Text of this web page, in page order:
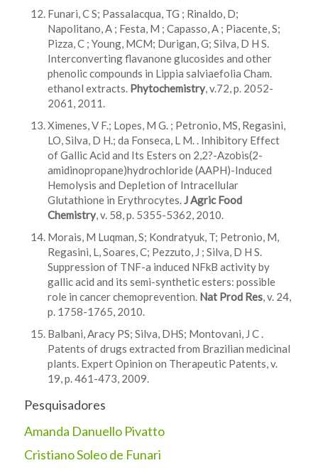
Funari, C S; Passalacqua, TG ; Rinaldo, D;
Napolitano, A ; Festa, M ; Capasso, A ; Piacente, S;
Pizza, C ; Young, MCM; Durigan, G; Silva, D H S.
Interconverting flavanone glucosides and other
phenolic compounds in Lippia salviaefolia Cham.
ethanol extracts. Phytochemistry, v.72, p. 2052-
2061, 2011.
Ximenes, V F.; Lopes, M G. ; Petronio, MS, Regasini,
LO, Silva, D H.; da Fonseca, L M. . Inhibitory Effect
of Gallic Acid and Its Esters on 2,2?-Azobis(2-
amidinopropane)hydrochloride (AAPH)-Induced
Hemolysis and Depletion of Intracellular
Glutathione in Erythrocytes.J Agric Food
Chemistry, v. 58, p. 5355-5362, 2010.
Morais, M Luqman, S; Kondratyuk, T; Petronio, M,
Regasini, L, Soares, C; Pezzuto, J ; Silva, D H S.
Suppression of TNF-a induced NFkB activity by
gallic acid and its semi-synthetic esters: possible
role in cancer chemoprevention. Nat Prod Res, v. 24,
p. 1758-1765, 2010.
Balbani, Aracy PS; Silva, DHS; Montovani, J C .
Patents of drugs extracted from Brazilian medicinal
plants. Expert Opinion on Therapeutic Patents, v.
19, p. 461-473, 2009.
Pesquisadores
Amanda Danuello Pivatto
Cristiano Soleo de Funari